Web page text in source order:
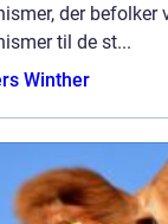
der
til de st...
Winther